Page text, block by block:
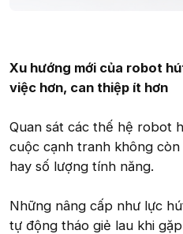
Xu hướng mới của robot
việc hơn, can thiệp ít hơn
Quan sát các thế hệ robot
cuộc cạnh tranh không
hay số lượng tính năng.
Những nâng cấp như lực
tự động tháo giẻ lau khi